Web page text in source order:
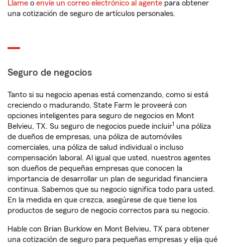
Llame o envíe un correo electrónico al agente para obtener
una cotización de seguro de artículos personales.
Seguro de negocios
Tanto si su negocio apenas está comenzando, como si está
creciendo o madurando, State Farm le proveerá con
opciones inteligentes para seguro de negocios en Mont
Belvieu, TX. Su seguro de negocios puede incluir1 una póliza
de dueños de empresas, una póliza de automóviles
comerciales, una póliza de salud individual o incluso
compensación laboral. Al igual que usted, nuestros agentes
son dueños de pequeñas empresas que conocen la
importancia de desarrollar un plan de seguridad financiera
continua. Sabemos que su negocio significa todo para usted.
En la medida en que crezca, asegúrese de que tiene los
productos de seguro de negocio correctos para su negocio.
Hable con Brian Burklow en Mont Belvieu, TX para obtener
una cotización de seguro para pequeñas empresas y elija qué